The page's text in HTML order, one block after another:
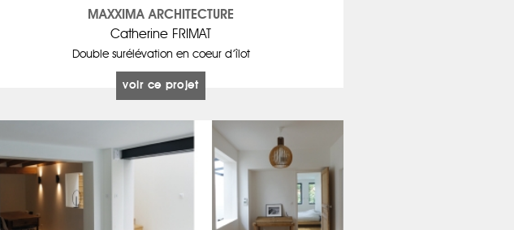
MAXXIMA ARCHITECTURE
Catherine FRIMAT
Double surélévation en coeur d’îlot
voir ce projet